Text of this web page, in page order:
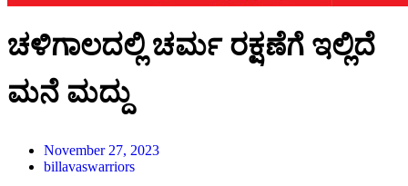
ಚಳಿಗಾಲದಲ್ಲಿ ಚರ್ಮ ರಕ್ಷಣೆಗೆ ಇಲ್ಲಿದೆ
ಮನೆ ಮದ್ದು
November 27, 2023
billavaswarriors